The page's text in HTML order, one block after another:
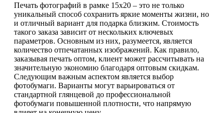
Печать фотографий в рамке 15х20 – это не только
уникальный способ сохранить яркие моменты жизни, но
и отличный вариант для подарка близким. Стоимость
такого заказа зависит от нескольких ключевых
параметров. Основным из них, разумеется, является
количество отпечатанных изображений. Как правило,
заказывая печать оптом, клиент может рассчитывать на
значительную экономию благодаря оптовым скидкам.
Следующим важным аспектом является выбор
фотобумаги. Варианты могут варьироваться от
стандартной глянцевой до профессиональной
фотобумаги повышенной плотности, что напрямую